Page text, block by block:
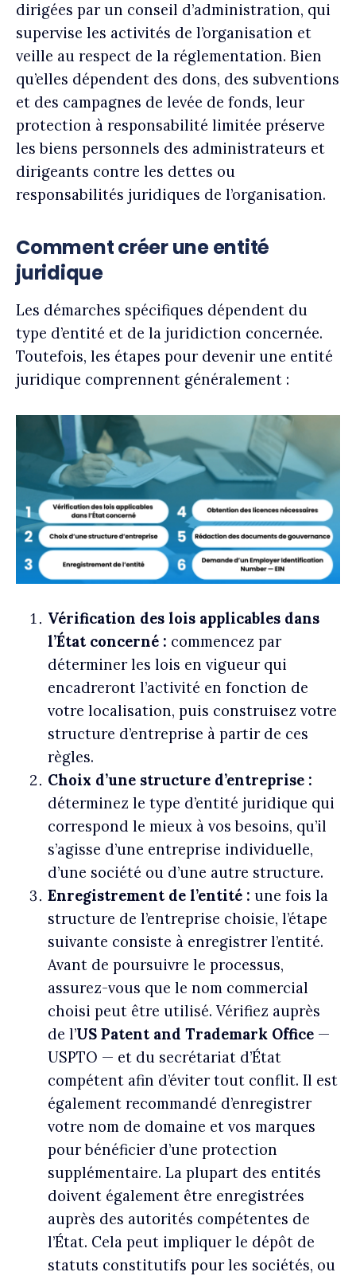
dirigées par un conseil d’administration, qui
supervise les activités de l’organisation et
veille au respect de la réglementation. Bien
qu’elles dépendent des dons, des subventions
et des campagnes de levée de fonds, leur
protection à responsabilité limitée préserve
les biens personnels des administrateurs et
dirigeants contre les dettes ou
responsabilités juridiques de l’organisation.
Comment créer une entité
juridique
Les démarches spécifiques dépendent du
type d’entité et de la juridiction concernée.
Toutefois, les étapes pour devenir une entité
juridique comprennent généralement :
Vérification des lois applicables dans
l’État concerné : commencez par
déterminer les lois en vigueur qui
encadreront l’activité en fonction de
votre localisation, puis construisez votre
structure d’entreprise à partir de ces
règles.
Choix d’une structure d’entreprise :
déterminez le type d’entité juridique qui
correspond le mieux à vos besoins, qu’il
s’agisse d’une entreprise individuelle,
d’une société ou d’une autre structure.
Enregistrement de l’entité : une fois la
structure de l’entreprise choisie, l’étape
suivante consiste à enregistrer l’entité.
Avant de poursuivre le processus,
assurez-vous que le nom commercial
choisi peut être utilisé. Vérifiez auprès
de l’US Patent and Trademark Office —
USPTO — et du secrétariat d’État
compétent afin d’éviter tout conflit. Il est
également recommandé d’enregistrer
votre nom de domaine et vos marques
pour bénéficier d’une protection
supplémentaire. La plupart des entités
doivent également être enregistrées
auprès des autorités compétentes de
l’État. Cela peut impliquer le dépôt de
statuts constitutifs pour les sociétés, ou